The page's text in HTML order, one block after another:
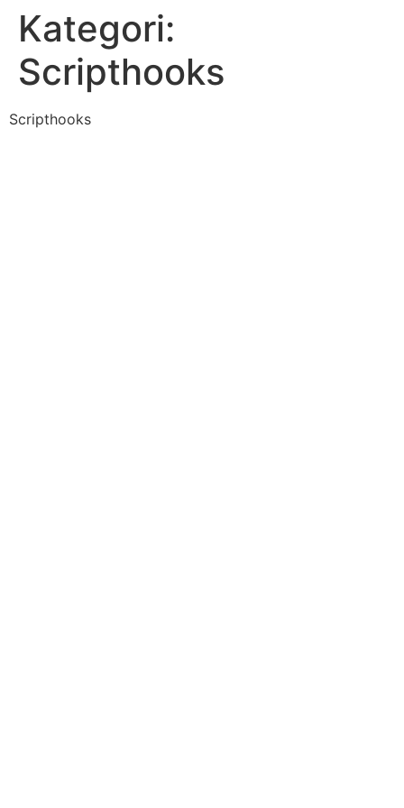
Kategori:
Scripthooks
Scripthooks